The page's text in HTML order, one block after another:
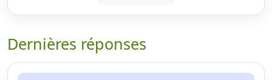
Dernières réponses